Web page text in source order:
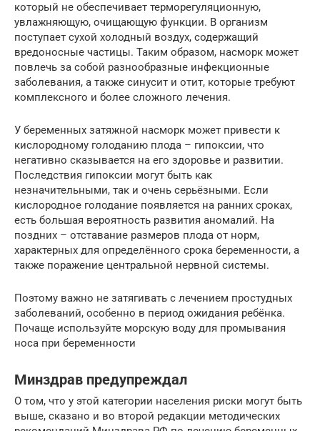
который не обеспечивает терморегуляционную,
увлажняющую, очищающую функции. В организм
поступает сухой холодный воздух, содержащий
вредоносные частицы. Таким образом, насморк может
повлечь за собой разнообразные инфекционные
заболевания, а также синусит и отит, которые требуют
комплексного и более сложного лечения.
У беременных затяжной насморк может привести к
кислородному голоданию плода – гипоксии, что
негативно сказывается на его здоровье и развитии.
Последствия гипоксии могут быть как
незначительными, так и очень серьёзными. Если
кислородное голодание появляется на ранних сроках,
есть большая вероятность развития аномалий. На
поздних – отставание размеров плода от норм,
характерных для определённого срока беременности, а
также поражение центральной нервной системы.
Поэтому важно не затягивать с лечением простудных
заболеваний, особенно в период ожидания ребёнка.
Почаще используйте морскую воду для промывания
носа при беременности
Минздрав предупреждал
О том, что у этой категории населения риски могут быть
выше, сказано и во второй редакции методических